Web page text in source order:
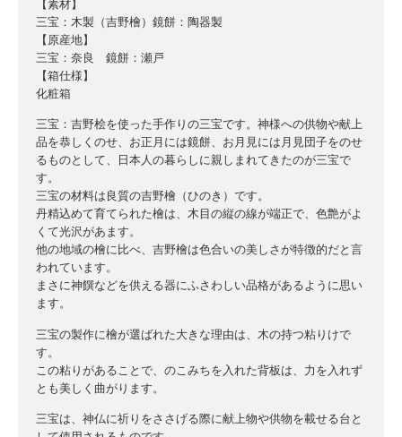
【素材】
三宝：木製（吉野檜）鏡餅：陶器製
【原産地】
三宝：奈良 鏡餅：瀬戸
【箱仕様】
化粧箱
三宝：吉野桧を使った手作りの三宝です。神様への供物や献上
品を恭しくのせ、お正月には鏡餅、お月見には月見団子をのせ
るものとして、日本人の暮らしに親しまれてきたのが三宝で
す。
三宝の材料は良質の吉野檜（ひのき）です。
丹精込めて育てられた檜は、木目の縦の線が端正で、色艶がよ
くて光沢があます。
他の地域の檜に比べ、吉野檜は色合いの美しさが特徴的だと言
われています。
まさに神饌などを供える器にふさわしい品格があるように思い
ます。
三宝の製作に檜が選ばれた大きな理由は、木の持つ粘りけで
す。
この粘りがあることで、のこみちを入れた背板は、力を入れず
とも美しく曲がります。
三宝は、神仏に祈りをささげる際に献上物や供物を載せる台と